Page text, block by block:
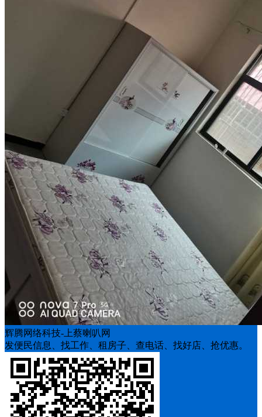
辉腾网络科技-上蔡喇叭网
发便民信息、找工作、租房子、查电话、找好店、抢优惠。